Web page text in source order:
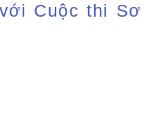
Cuộc thi Sơ
BÀI